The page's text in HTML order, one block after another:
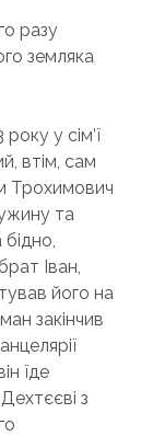
разу
земляка
у сім’ї
втім, сам
Трохимович
та
бідно,
Іван,
його на
закінчив
їде
з